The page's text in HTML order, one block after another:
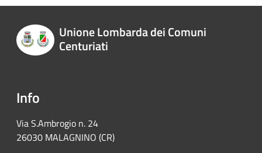
Unione Lombarda dei Comuni
Centuriati
Info
Via S.Ambrogio n. 24
26030 MALAGNINO (CR)